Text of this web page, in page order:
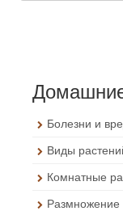
Болезни и
Виды
Комнатные
Размножение